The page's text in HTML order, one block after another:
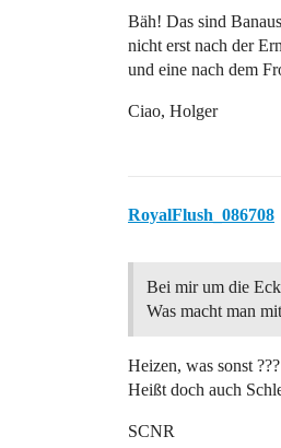
Bäh! Das sind
nicht erst nach der
und eine nach dem
Ciao, Holger
RoyalFlush_086708
Bei mir um die
Was macht man
Heizen, was sonst ???
Heißt doch auch
SCNR